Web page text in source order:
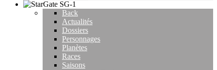
Back
Actualités
Dossiers
Personnages
Planètes
Races
Saisons